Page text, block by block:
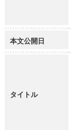
本文公開日
タイトル